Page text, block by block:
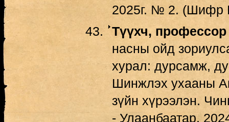
2025г. № 2. (Шифр
Түүхч,
насны ойд
хурал: дурсамж,
Шинжлэх ухааны
зүйн хүрээлэн.
- Улаанбаатар,